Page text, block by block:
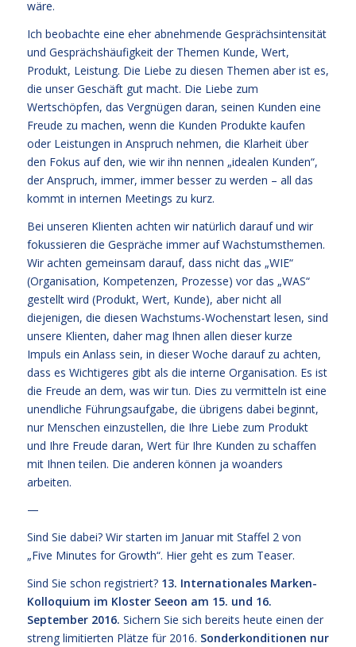
wäre.
Ich beobachte eine eher abnehmende Gesprächsintensität
und Gesprächshäufigkeit der Themen Kunde, Wert,
Produkt, Leistung. Die Liebe zu diesen Themen aber ist es,
die unser Geschäft gut macht. Die Liebe zum
Wertschöpfen, das Vergnügen daran, seinen Kunden eine
Freude zu machen, wenn die Kunden Produkte kaufen
oder Leistungen in Anspruch nehmen, die Klarheit über
den Fokus auf den, wie wir ihn nennen „idealen Kunden“,
der Anspruch, immer, immer besser zu werden – all das
kommt in internen Meetings zu kurz.
Bei unseren Klienten achten wir natürlich darauf und wir
fokussieren die Gespräche immer auf Wachstumsthemen.
Wir achten gemeinsam darauf, dass nicht das „WIE“
(Organisation, Kompetenzen, Prozesse) vor das „WAS“
gestellt wird (Produkt, Wert, Kunde), aber nicht all
diejenigen, die diesen Wachstums-Wochenstart lesen, sind
unsere Klienten, daher mag Ihnen allen dieser kurze
Impuls ein Anlass sein, in dieser Woche darauf zu achten,
dass es Wichtigeres gibt als die interne Organisation. Es ist
die Freude an dem, was wir tun. Dies zu vermitteln ist eine
unendliche Führungsaufgabe, die übrigens dabei beginnt,
nur Menschen einzustellen, die Ihre Liebe zum Produkt
und Ihre Freude daran, Wert für Ihre Kunden zu schaffen
mit Ihnen teilen. Die anderen können ja woanders
arbeiten.
—
Sind Sie dabei? Wir starten im Januar mit Staffel 2 von
„Five Minutes for Growth“. Hier geht es zum Teaser.
Sind Sie schon registriert? 13. Internationales Marken-
Kolloquium im Kloster Seeon am 15. und 16.
September 2016. Sichern Sie sich bereits heute einen der
streng limitierten Plätze für 2016. Sonderkonditionen nur